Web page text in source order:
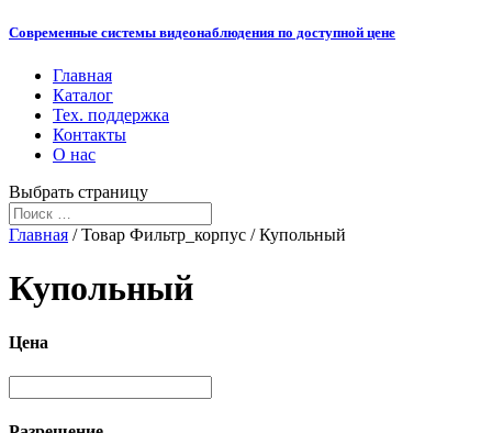
Современные системы видеонаблюдения по доступной цене
Главная
Каталог
Тех. поддержка
Контакты
О нас
Выбрать страницу
Главная / Товар Фильтр_корпус / Купольный
Купольный
Цена